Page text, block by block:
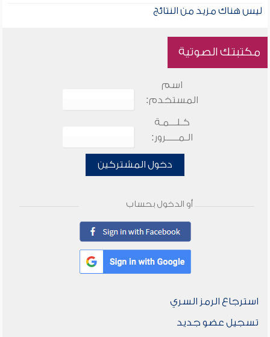
ليس هناك مزيد من النتائج
مكتبتك الصوتية
اسم
المستخدم:
كـلـــمـة
الـمـــــرور:
دخول المشتركين
أو الدخول بحساب
استرجاع الرمز السري
تسجيل عضو جديد